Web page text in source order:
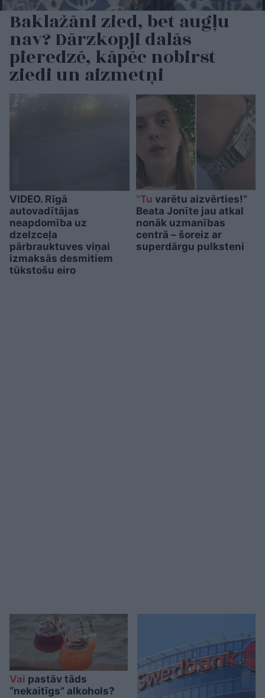
Baklažāni zied, bet augļu
nav? Dārzkopji dalās
pieredzē, kāpēc nobirst
ziedi un aizmetņi
VIDEO. Rīgā
autovadītājas
neapdomība uz
dzelzceļa
pārbrauktuves viņai
izmaksās desmitiem
tūkstošu eiro
“Tu varētu aizvērties!”
Beata Jonīte jau atkal
nonāk uzmanības
centrā – šoreiz ar
superdārgu pulksteni
Vai pastāv tāds
“nekaitīgs” alkohols?